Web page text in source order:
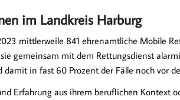
im Landkreis Harburg
mittlerweile 841 ehrenamtliche Mobile
gemeinsam mit dem Rettungsdienst
in fast 60 Prozent der Fälle noch vor
Erfahrung aus ihrem beruflichen Kontext